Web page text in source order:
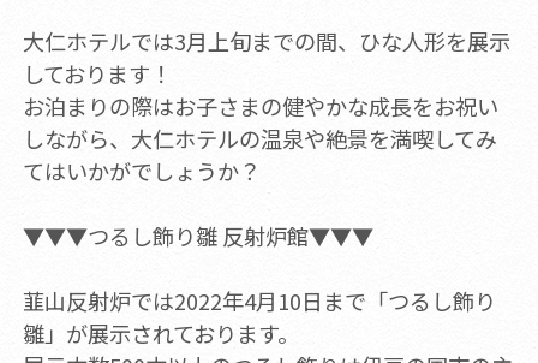
大仁ホテルでは3月上旬までの間、ひな人形を展示
しております！
お泊まりの際はお子さまの健やかな成長をお祝い
しながら、大仁ホテルの温泉や絶景を満喫してみ
てはいかがでしょうか？
▼▼▼つるし飾り雛 反射炉館▼▼▼
韮山反射炉では2022年4月10日まで「つるし飾り
雛」が展示されております。